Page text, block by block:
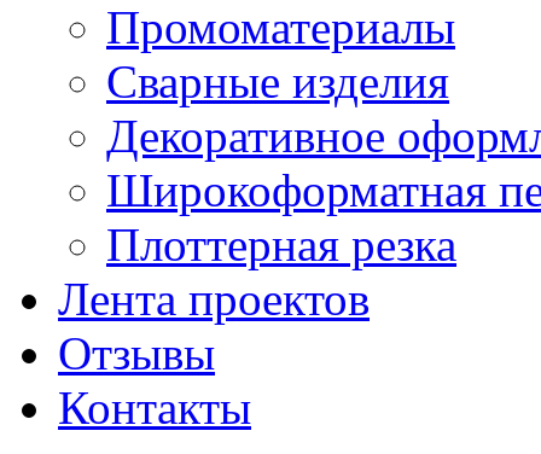
Промоматериалы
Сварные изделия
Декоративное
Широкоформатная
Плоттерная резка
Лента проектов
Отзывы
Контакты